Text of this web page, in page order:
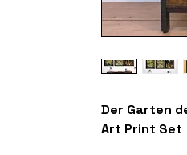
Der Garten
Art Print Set